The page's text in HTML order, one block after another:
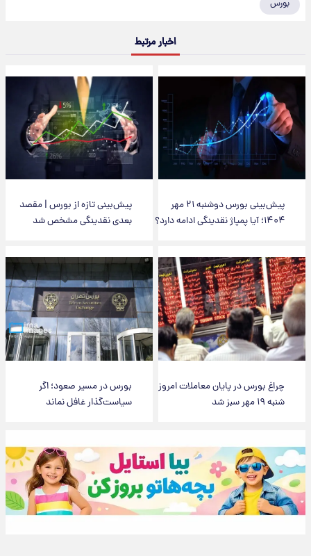
بورس
اخبار مرتبط
پیش‌بینی بورس دوشنبه ۲۱ مهر
۱۴۰۴؛ آیا پمپاژ نقدینگی ادامه دارد؟
پیش‌بینی تازه از بورس | مقصد
بعدی نقدینگی مشخص شد
چراغ بورس در پایان معاملات امروز
شنبه ۱۹ مهر سبز شد
بورس در مسیر صعود؛ اگر
سیاست‌گذار غافل نماند